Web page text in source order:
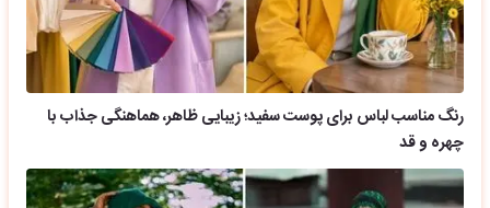
رنگ مناسب لباس برای پوست سفید؛ زیبایی ظاهر، هماهنگی جذاب با
چهره و قد